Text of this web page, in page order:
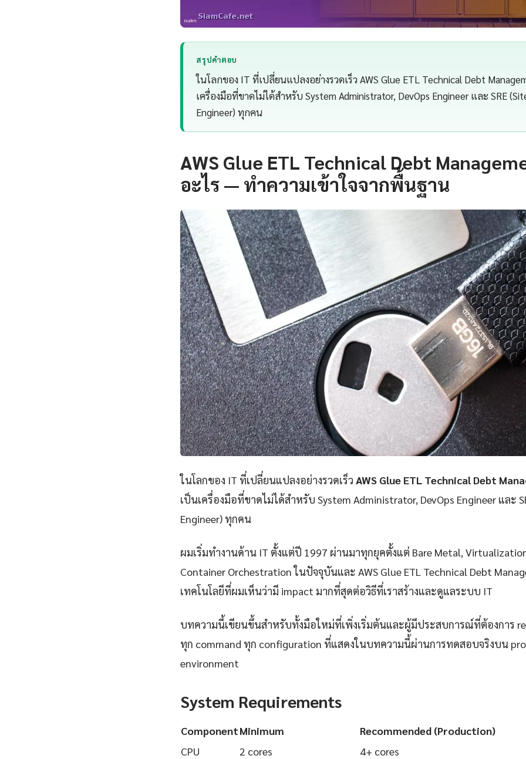
สรุปคำตอบ
ในโลกของ IT ที่เปลี่ยนแปลงอย่างรวดเร็ว AWS Glue ETL Technical Debt
เครื่องมือที่ขาดไม่ได้สำหรับ System Administrator, DevOps Engineer และ SRE
Engineer) ทุกคน
AWS Glue ETL Technical Debt
อะไร — ทำความเข้าใจจากพื้นฐาน
ในโลกของ IT ที่เปลี่ยนแปลงอย่างรวดเร็ว AWS Glue ETL Technical Debt
เป็นเครื่องมือที่ขาดไม่ได้สำหรับ System Administrator, DevOps Engineer และ
Engineer) ทุกคน
ผมเริ่มทำงานด้าน IT ตั้งแต่ปี 1997 ผ่านมาทุกยุคตั้งแต่ Bare Metal,
Container Orchestration ในปัจจุบันและ AWS Glue ETL Technical Debt
เทคโนโลยีที่ผมเห็นว่ามี impact มากที่สุดต่อวิธีที่เราสร้างและดูแลระบบ IT
บทความนี้เขียนขึ้นสำหรับทั้งมือใหม่ที่เพิ่งเริ่มต้นและผู้มีประสบการณ์ที่ต้องการ
ทุก command ทุก configuration ที่แสดงในบทความนี้ผ่านการทดสอบจริงบน
environment
System Requirements
ComponentMinimum
Recommended (Production)
CPU
2 cores
4+ cores